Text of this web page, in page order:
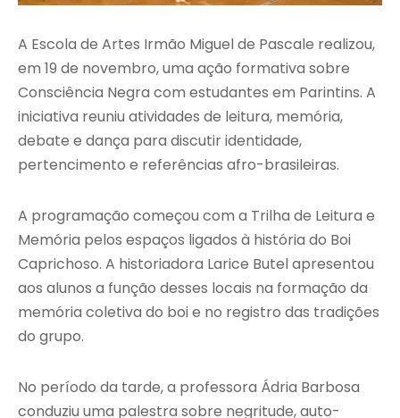
A Escola de Artes Irmão Miguel de Pascale realizou,
em 19 de novembro, uma ação formativa sobre
Consciência Negra com estudantes em Parintins. A
iniciativa reuniu atividades de leitura, memória,
debate e dança para discutir identidade,
pertencimento e referências afro-brasileiras.
A programação começou com a Trilha de Leitura e
Memória pelos espaços ligados à história do Boi
Caprichoso. A historiadora Larice Butel apresentou
aos alunos a função desses locais na formação da
memória coletiva do boi e no registro das tradições
do grupo.
No período da tarde, a professora Ádria Barbosa
conduziu uma palestra sobre negritude, auto-